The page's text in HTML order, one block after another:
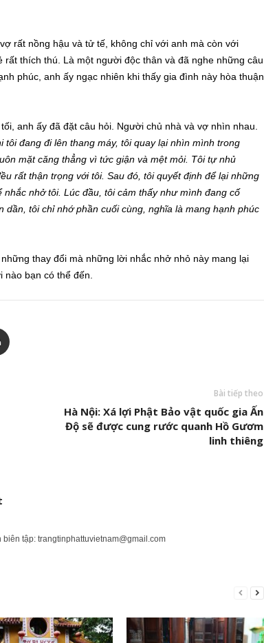
rất nồng hậu và tử tế, không chỉ với anh mà còn với
rất thích thú. Là một người độc thân và đã nghe những câu
phúc, anh ấy ngạc nhiên khi thấy gia đình này hòa thuận
anh ấy đã đặt câu hỏi. Người chủ nhà và vợ nhìn nhau.
tôi đang đi lên thang máy, tôi quay lại nhìn mình trong
mặt căng thẳng vì tức giận và mệt mỏi. Tôi tự nhủ
rất thận trọng với tôi. Sau đó, tôi quyết định để lại những
nhở tôi. Lúc đầu, tôi cảm thấy như mình đang cố
tôi chỉ nhớ phần cuối cùng, nghĩa là mang hạnh phúc
thay đổi mà những lời nhắc nhở nhỏ này mang lại
bạn có thể đến.
Bài tiếp theo
Hà Nội: Xá lợi Phật Bảo vật quốc gia Ấn
Độ sẽ được cung rước quanh Hồ Gươm
linh thiêng
biên tập: trangtinphattuvietnam@gmail.com